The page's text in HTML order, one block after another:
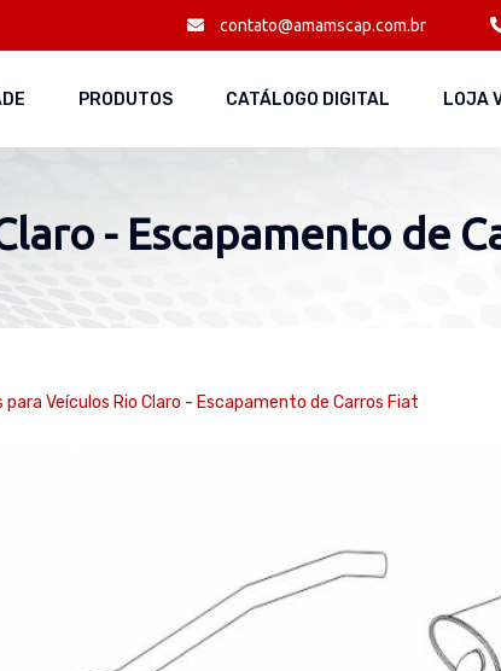
contato@amamscap.com.br
PRODUTOS CATÁLOGO DIGITAL LOJA
- Escapamento de
Veículos Rio Claro - Escapamento de Carros Fiat